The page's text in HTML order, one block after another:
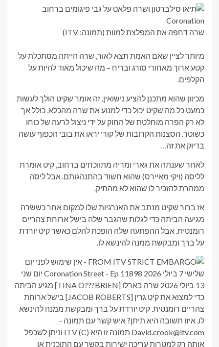
שרה דחפה את המפלצת למוות (תמונה: ITV)
מיותר לציין שאם האמת תצא לאור, שרה הייתה מסתכלת על
קטע ארוך מאחורי סורג ובריח – מה שיכול מאוד להיות על
הקלפים.
מכיוון שהוא מתכנן להציע נישואין, זה אומר שקיט הולך לעשות
כמעט כל מה שקיט יכול כדי למנוע את שרה מהכלא, כולל אך
לא רק הפרה מוחלטת של החוק על ידי ניצול לרעה של כוחו
כשוטר. הסצנות הקרובות של קורי יראו את בובי הכפוף עושה
בדיוק את זה…
לאחר שענתה את גארי ומריה מתווכחים ברחוב, קיט אומרת
לליסה (ויקי מאיירס) שהוא חשוד בהתנהגותם. אבל ליסה
ממהרת להזכיר לו שהוא לא מהתיק.
אז ברור שקיט מנתב את האנרגיות שלו למקום אחר כששרה
מגיעה הביתה כדי לגלות שהגבר שלה בישל ארוחת צהריים
רומנטית. אבל ההפתעה שלה הופכת להלם כאשר קיט יורדת
על ברך ומבקשת ממנה להינשא לו.